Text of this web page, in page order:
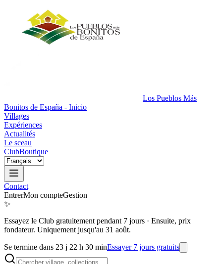
Los Pueblos Más
Bonitos de España - Inicio
Villages
Expériences
Actualités
Le sceau
ClubBoutique
Contact
EntrerMon compteGestion
✨
Essayez le Club gratuitement pendant 7 jours · Ensuite, prix
fondateur. Uniquement jusqu'au 31 août.
Se termine dans 23 j 22 h 30 minEssayer 7 jours gratuits